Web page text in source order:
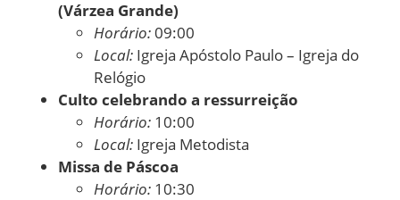
(Várzea Grande)
Horário:09:00
Local: Igreja Apóstolo Paulo – Igreja do
Relógio
Culto celebrando a ressurreição
Horário: 10:00
Local: Igreja Metodista
Missa de Páscoa
Horário: 10:30